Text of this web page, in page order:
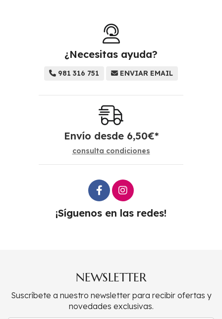
¿Necesitas ayuda?
981 316 751 ENVIAR EMAIL
Envío desde 6,50€*
consulta condiciones
¡Síguenos en las redes!
NEWSLETTER
Suscríbete a nuestro newsletter para recibir ofertas y
novedades exclusivas.